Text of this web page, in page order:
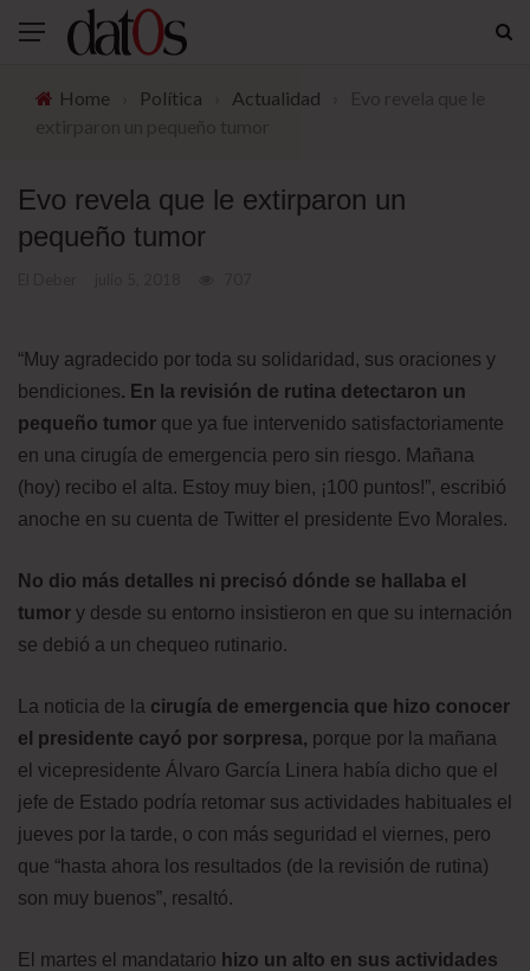
Home Política Actualidad
Evo revela que le extirparon un
pequeño tumor
“Muy agradecido por toda su solidaridad, sus oraciones y
bendiciones. En la revisión de rutina detectaron un
pequeño tumor que ya fue intervenido satisfactoriamente
en una cirugía de emergencia pero sin riesgo. Mañana
(hoy) recibo el alta. Estoy muy bien, ¡100 puntos!”, escribió
anoche en su cuenta de Twitter el presidente Evo Morales.
No dio más detalles ni precisó dónde se hallaba el
tumor y desde su entorno insistieron en que su internación
se debió a un chequeo rutinario.
La noticia de la cirugía de emergencia que hizo conocer
el presidente cayó por sorpresa, porque por la mañana
el vicepresidente Álvaro García Linera había dicho que el
jefe de Estado podría retomar sus actividades habituales el
jueves por la tarde, o con más seguridad el viernes, pero
que “hasta ahora los resultados (de la revisión de rutina)
son muy buenos”, resaltó.
El martes el mandatario hizo un alto en sus actividades